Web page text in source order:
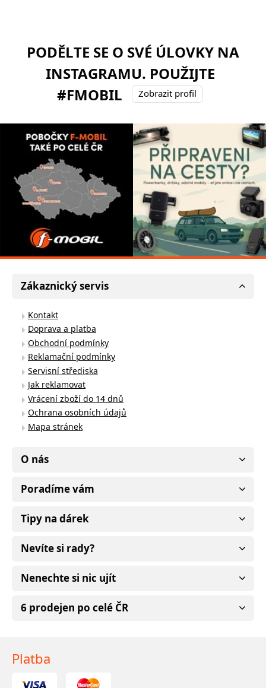
PODĚLTE SE O SVÉ ÚLOVKY NA
INSTAGRAMU. POUŽIJTE
#FMOBIL
Zobrazit profil
Zákaznický servis
Kontakt
Doprava a platba
Obchodní podmínky
Reklamační podmínky
Servisní střediska
Jak reklamovat
Vrácení zboží do 14 dnů
Ochrana osobních údajů
Mapa stránek
O nás
Poradíme vám
Tipy na dárek
Nevíte si rady?
Nenechte si nic ujít
6 prodejen po celé ČR
Platba